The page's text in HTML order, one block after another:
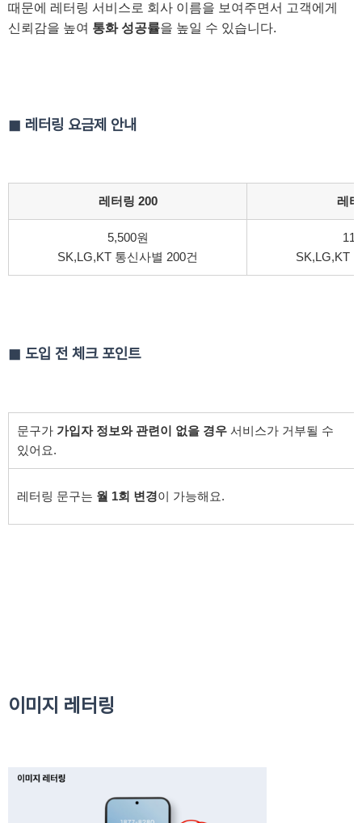
때문에 레터링 서비스로 회사 이름을 보여주면서 고객에게
신뢰감을 높여 통화 성공률을 높일 수 있습니다.
◼ 레터링 요금제 안내
레터링 200 레
5,500원
SK,LG,KT 통신사별 200건
SK,LG,KT
◼ 도입 전 체크 포인트
문구가 가입자 정보와 관련이 없을 경우 서비스가 거부될 수
있어요.
레터링 문구는 월 1회 변경이 가능해요.
이미지 레터링